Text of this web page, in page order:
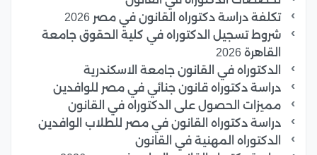
تكلفة دراسة دكتوراه القانون في مصر 2026
شروط تسجيل الدكتوراه في كلية الحقوق جامعة
القاهرة 2026
الدكتوراه في القانون جامعة الاسكندرية
دراسة دكتوراه قانون جنائي في مصر للوافدين
مميزات الحصول على الدكتوراه في القانون
دراسة دكتوراه القانون في مصر للطلاب الوافدين
الدكتوراه المهنية في القانون